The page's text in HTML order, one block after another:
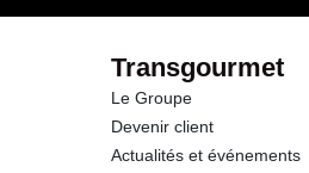
Protéines
Sel
Transgourmet
Le Groupe
Devenir client
Actualités et événements